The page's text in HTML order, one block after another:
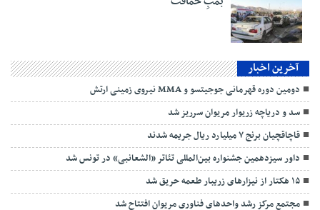
آخرین اخبار
دومین دوره قهرمانی جوجیتسو و MMA نیروی زمینی ارتش
سد و دریاچه زریوار مریوان سرریز شد
قاچاقچیان برنج ۷ میلیارد ریال جریمه شدند
داور سیزدهمین جشنواره بین‌المللی تئاتر «الشعانبی» در تونس شد
۱۵ هکتار از نیزارهای زریبار طعمه حریق شد
مجتمع مرکز رشد واحد‌های فناوری مریوان افتتاح شد